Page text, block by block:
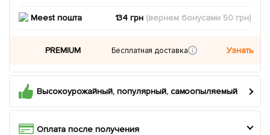
Meest пошта 134 грн (вернем бонусами 50 грн)
PREMIUM Бесплатная доставка Узнать
Высокоурожайный, популярный, самоопыляемый
Оплата после получения